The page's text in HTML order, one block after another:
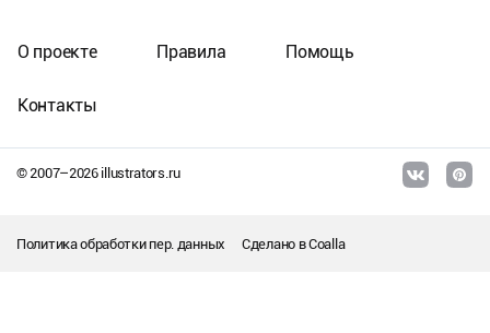
© 2007–2026illustrators.ru
О проекте Правила Помощь
Контакты
Политика обработки пер. данных Сделано вCoalla